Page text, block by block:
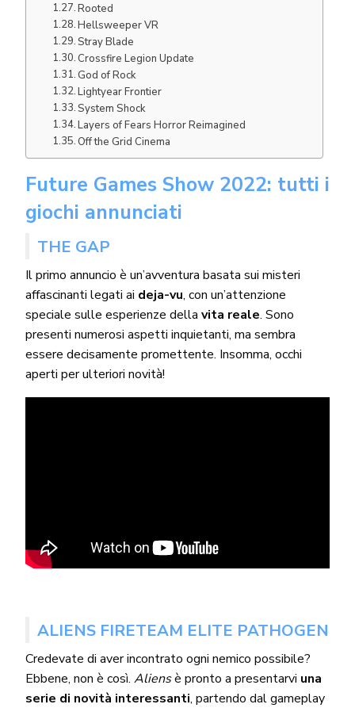
Rooted
Hellsweeper VR
Stray Blade
Crossfire Legion Update
God of Rock
Lightyear Frontier
System Shock
Layers of Fears Horror Reimagined
Off the Grid Cinema
Future Games Show 2022: tutti i
giochi annunciati
THE GAP
Il primo annuncio è un’avventura basata sui misteri
affascinanti legati ai deja-vu, con un’attenzione
speciale sulle esperienze della vita reale. Sono
presenti numerosi aspetti inquietanti, ma sembra
essere decisamente promettente. Insomma, occhi
aperti per ulteriori novità!
ALIENS FIRETEAM ELITE PATHOGEN
Credevate di aver incontrato ogni nemico possibile?
Ebbene, non è così.Aliensè pronto a presentarvi una
serie di novità interessanti, partendo dal gameplay